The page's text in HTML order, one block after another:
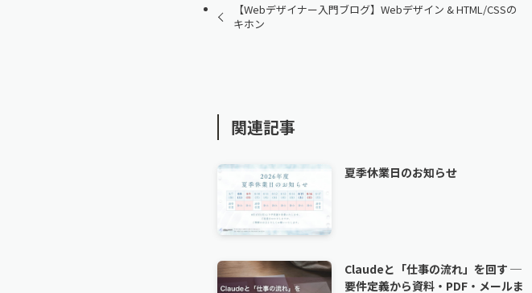
【Webデザイナー入門ブログ】Webデザイン & HTML/CSSの
キホン
関連記事
夏季休業日のお知らせ
Claudeと「仕事の流れ」を回す ─
要件定義から資料・PDF・メールま